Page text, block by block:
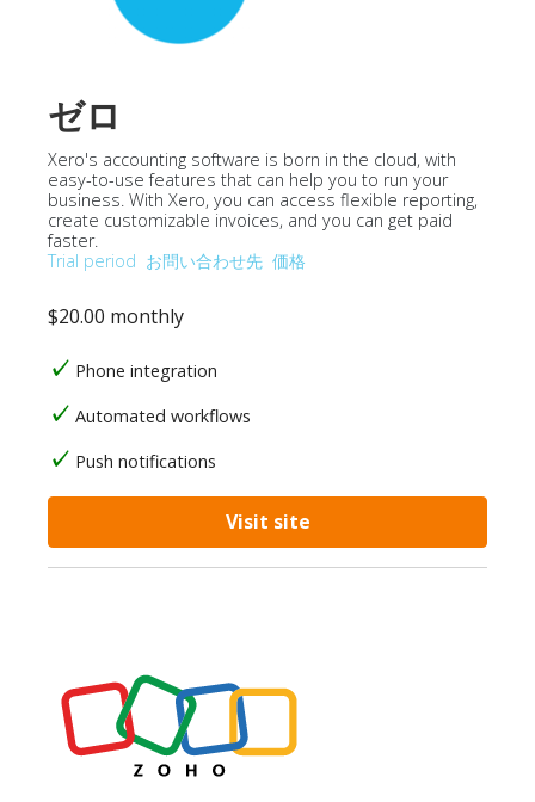
ゼロ
Xero's accounting software is born in the cloud, with
easy-to-use features that can help you to run your
business. With Xero, you can access flexible reporting,
create customizable invoices, and you can get paid
faster.
Trial period お問い合わせ先 価格
$20.00 monthly
Phone integration
Automated workflows
Push notifications
Visit site